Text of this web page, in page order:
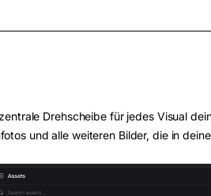
Drehscheibe für jedes Visual
und alle weiteren Bilder, die in